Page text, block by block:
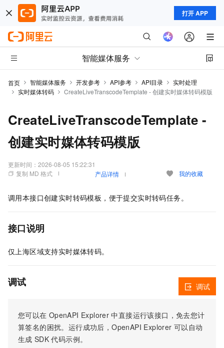
打开 APP
智能媒体服务
首页 智能媒体服务 开发参考 API参考 API目录
实时处理
实时媒体转码
CreateLiveTranscodeTemplate - 创建实时媒体转码模版
CreateLiveTranscodeTemplate -
创建实时媒体转码模版
更新时间： 2026-08-05 15:22:31
复制 MD 格式
产品详情 我的收藏
调用本接口创建实时转码模板，便于提交实时转码任务。
接口说明
仅上海区域支持实时媒体转码。
调试
您可以在 OpenAPI Explorer 中直接运行该接口，免去您计
算签名的困扰。运行成功后，OpenAPI Explorer 可以自动
生成 SDK 代码示例。
调试